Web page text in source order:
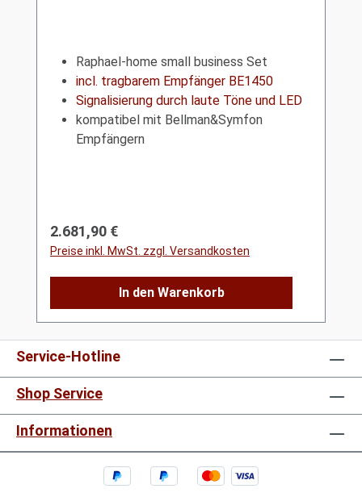
Raphael-home small business Set
incl. tragbarem Empfänger BE1450
Signalisierung durch laute Töne und LED
kompatibel mit Bellman&Symfon
Empfängern
Regulärer Preis:
2.681,90 €
Preise inkl. MwSt. zzgl. Versandkosten
In den Warenkorb
Service-Hotline
Shop Service
Informationen